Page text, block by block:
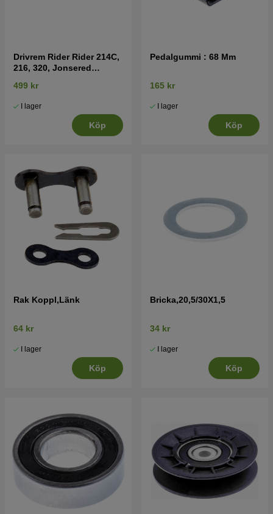
Drivrem Rider Rider 214C,
216, 320, Jonsered
499 kr
I lager
Köp
Pedalgummi : 68 Mm
165 kr
I lager
Köp
Rak Koppl,Länk
64 kr
I lager
Köp
Bricka,20,5/30X1,5
34 kr
I lager
Köp